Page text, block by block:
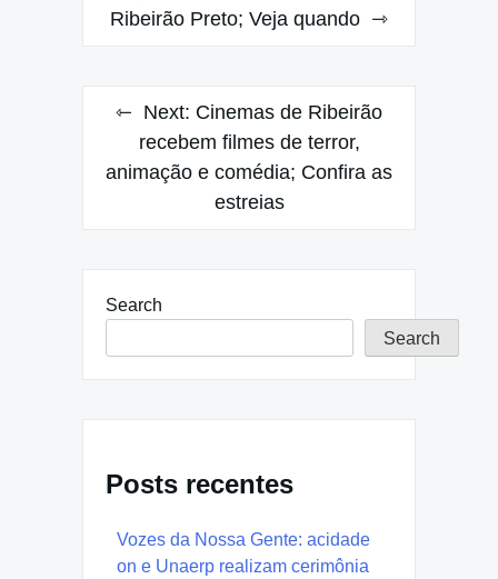
Ribeirão Preto; Veja quando
Next: Cinemas de Ribeirão
recebem filmes de terror,
animação e comédia; Confira as
estreias
Search
Search
Posts recentes
Vozes da Nossa Gente: acidade
on e Unaerp realizam cerimônia